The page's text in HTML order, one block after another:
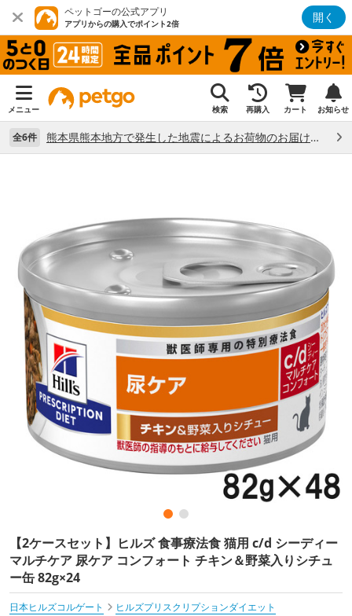
ペットゴーの公式アプリ
アプリからの購入でポイント2倍 開く
メニュー 検索 再購入 カート お知らせ
全6件 熊本県熊本地方で発生した地震によるお荷物のお届け状況について （7/28）
【2ケースセット】ヒルズ 食事療法食 猫用 c/d シーディー
マルチケア 尿ケア コンフォート チキン＆野菜入りシチュ
ー缶 82g×24
日本ヒルズコルゲート
ヒルズプリスクリプションダイエット